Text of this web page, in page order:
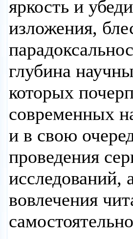
яркость и
изложения,
глубина
которых
современных
и в свою
проведения
исследований,
вовлечения